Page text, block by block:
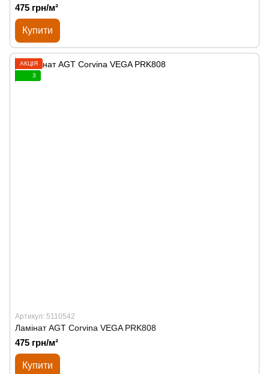
475 грн/м²
Купити
АКЦІЯ
3
Артикул: 5110542
Ламінат AGT Corvina VEGA PRK808
475 грн/м²
Купити